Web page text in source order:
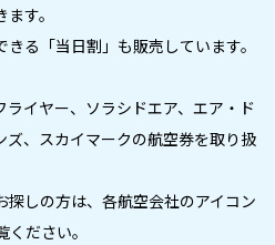
す。
る「当日割」も販売しています。
ライヤー、ソラシドエア、エア・ド
ズ、スカイマークの航空券を取り扱
しの方は、各航空会社のアイコン
ださい。